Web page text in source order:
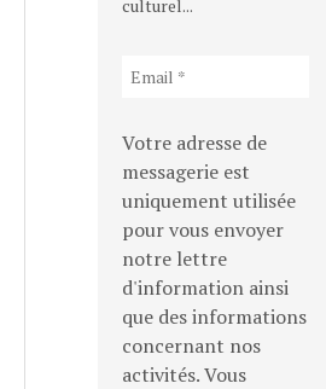
culturel...
Votre adresse de
messagerie est
uniquement utilisée
pour vous envoyer
notre lettre
d'information ainsi
que des informations
concernant nos
activités. Vous